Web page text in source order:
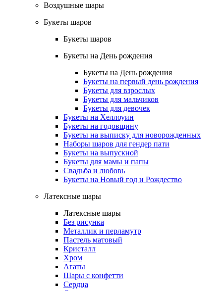
Воздушные шары
Букеты шаров
Букеты шаров
Букеты на День рождения
Букеты на День рождения
Букеты на первый день рождения
Букеты для взрослых
Букеты для мальчиков
Букеты для девочек
Букеты на Хеллоуин
Букеты на годовщину
Букеты на выписку для новорожденных
Наборы шаров для гендер пати
Букеты на выпускной
Букеты для мамы и папы
Свадьба и любовь
Букеты на Новый год и Рождество
Латексные шары
Латексные шары
Без рисунка
Металлик и перламутр
Пастель матовый
Кристалл
Хром
Агаты
Шары с конфетти
Сердца